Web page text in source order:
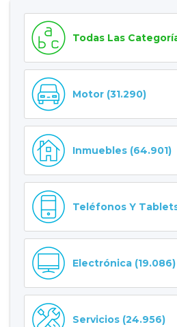
Todas Las
Motor (31.290)
Inmuebles (64.901)
Teléfonos Y
Electrónica (19.086)
Servicios (24.956)